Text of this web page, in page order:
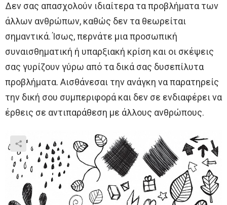
Δεν σας απασχολούν ιδιαίτερα τα προβλήματα των
άλλων ανθρώπων, καθώς δεν τα θεωρείται
σημαντικά. Ίσως, περνάτε μια προσωπική
συναισθηματική ή υπαρξιακή κρίση και οι σκέψεις
σας γυρίζουν γύρω από τα δικά σας δυσεπίλυτα
προβλήματα. Αισθάνεσαι την ανάγκη να παρατηρείς
την δική σου συμπεριφορά και δεν σε ενδιαφέρει να
έρθεις σε αντιπαράθεση με άλλους ανθρώπους.